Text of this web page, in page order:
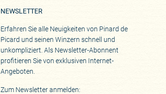
NEWSLETTER
Erfahren Sie alle Neuigkeiten von Pinard de
Picard und seinen Winzern schnell und
unkompliziert. Als Newsletter-Abonnent
profitieren Sie von exklusiven Internet-
Angeboten.
Zum Newsletter anmelden: